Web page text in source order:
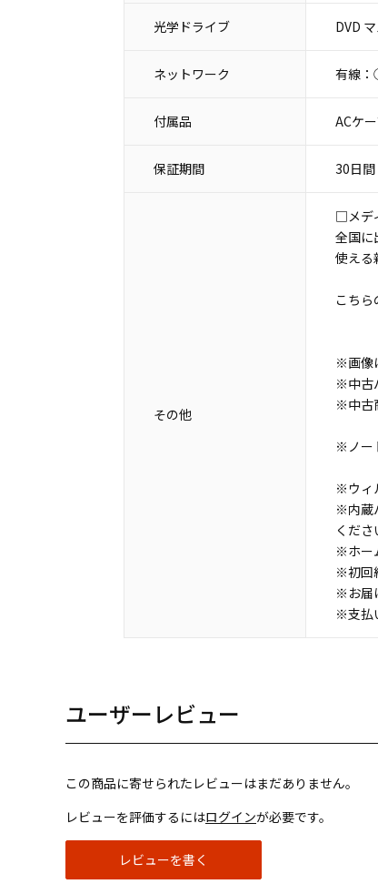
光学ドライブ DVD
ネットワーク 有線
付属品 ACケ
保証期間 30日間
その他
□メデ
全国に
使える
こちら
※画像
※中古
※中古
※ノー
※ウィ
※内蔵
くださ
※ホー
※初回
※お届
※支払
ユーザーレビュー
この商品に寄せられたレビューはまだありません。
レビューを評価するにはログインが必要です。
レビューを書く